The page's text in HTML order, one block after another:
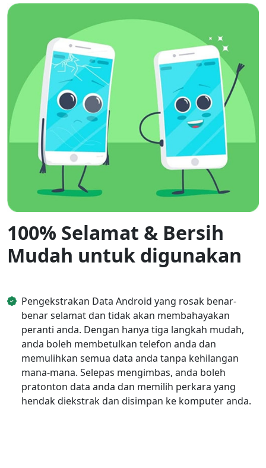
100% Selamat & Bersih
Mudah untuk digunakan
Pengekstrakan Data Android yang rosak benar-
benar selamat dan tidak akan membahayakan
peranti anda. Dengan hanya tiga langkah mudah,
anda boleh membetulkan telefon anda dan
memulihkan semua data anda tanpa kehilangan
mana-mana. Selepas mengimbas, anda boleh
pratonton data anda dan memilih perkara yang
hendak diekstrak dan disimpan ke komputer anda.